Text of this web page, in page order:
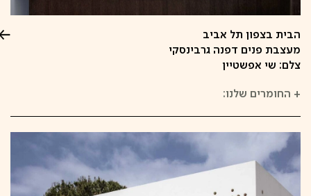
הבית בצפון תל אביב
מעצבת פנים דפנה גרבינסקי
צלם: שי אפשטיין
+ החומרים שלנו: